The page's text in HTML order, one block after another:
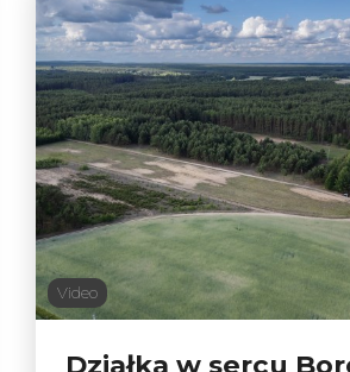
Video
Działka w sercu